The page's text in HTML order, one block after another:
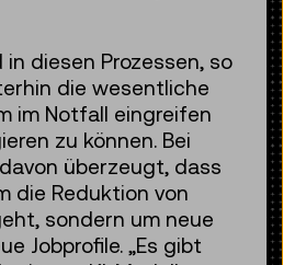
diesen Prozessen, so
die wesentliche
im Notfall eingreifen
zu können. Bei
überzeugt, dass
die Reduktion von
sondern um neue
Jobprofile. „Es gibt